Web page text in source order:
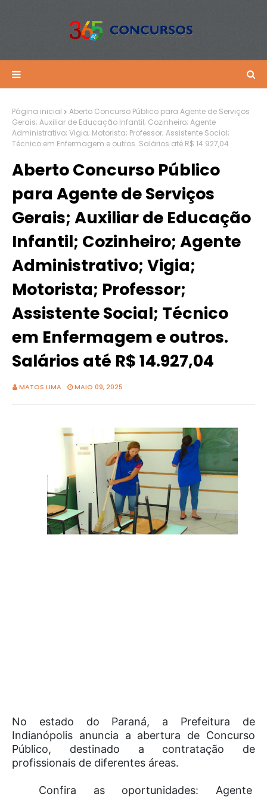
Página inicial
Aberto Concurso Público para Agente de Serviços
Gerais; Auxiliar de Educação Infantil; Cozinheiro; Agente
Administrativo; Vigia; Motorista; Professor; Assistente Social;
Técnico em Enfermagem e outros. Salários até R$ 14.927,04
Aberto Concurso Público
para Agente de Serviços
Gerais; Auxiliar de Educação
Infantil; Cozinheiro; Agente
Administrativo; Vigia;
Motorista; Professor;
Assistente Social; Técnico
em Enfermagem e outros.
Salários até R$ 14.927,04
MATOS LIMA MAIO 09, 2025
No estado do Paraná, a Prefeitura de
Indianópolis anuncia a abertura de Concurso
Público, destinado a contratação de
profissionais de diferentes áreas.
Confira as oportunidades: Agente